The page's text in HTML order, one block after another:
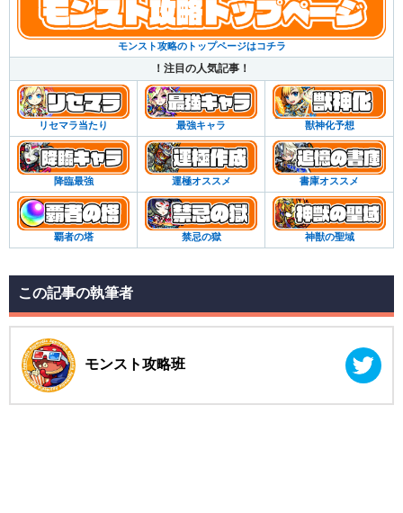
光獣玉
30
▶進化素材クエスト(上級)など
光獣石
50 ▶進化素材クエスト(上級)など
モンスト攻略のトップページはコチラ
！注目の人気記事！
リセマラ当たり 最強キャラ 獣神化予想
降臨最強 運極オススメ 書庫オススメ
覇者の塔 禁忌の獄 神獣の聖域
この記事の執筆者
モンスト攻略班